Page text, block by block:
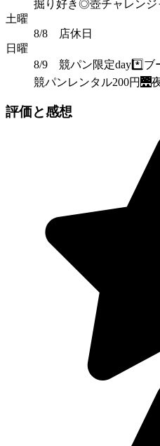
掘り好き◎壺チャレンジ
土曜
8/8 店休日
日曜
8/9 競パン限定day*️⃣ブ
競パンレンタル200円🌉
評価と感想